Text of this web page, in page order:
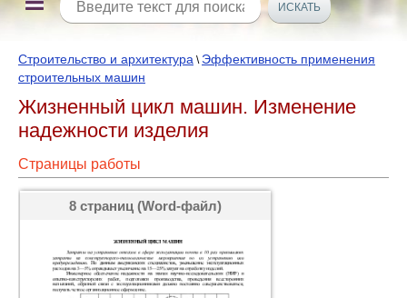
Строительство и архитектура \ Эффективность применения
строительных машин
Жизненный цикл машин. Изменение
надежности изделия
Страницы работы
8 страниц (Word-файл)